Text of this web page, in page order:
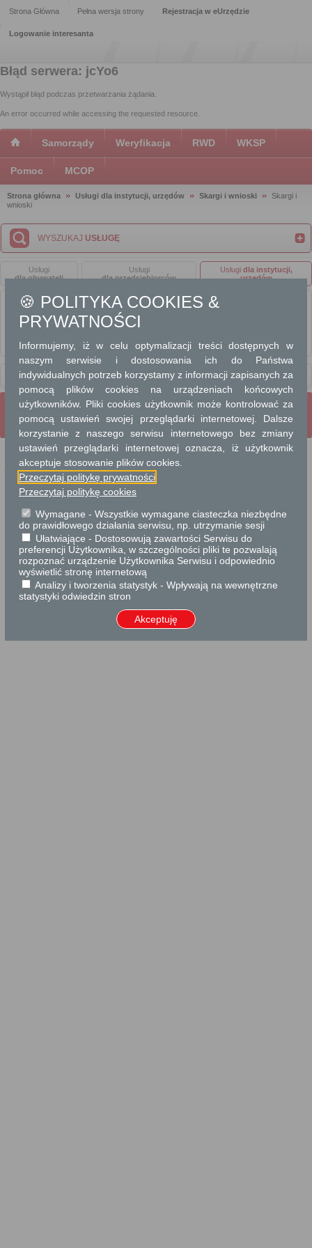
Strona Główna Pełna wersja strony Rejestracja w eUrzędzie
Logowanie interesanta
Błąd serwera: jcYo6
Wystąpił błąd podczas przetwarzania żądania.
An error occurred while accessing the requested resource.
Samorządy Weryfikacja RWD WKSP
Pomoc MCOP
Strona główna Usługi dla instytucji, urzędów Skargi i wnioski
Skargi i
wnioski
WYSZUKAJ USŁUGĘ
Usługi
dla obywateli
Usługi
dla przedsiębiorców
Usługi dla instytucji,
urzędów
Rozpatrywanie wniosków obywateli
Usługidla instytucji,
urzędów
Wrota Mazowsza
Strona mobilna
Strona Główna
Pełna wersja strony
Projekt współfinansowany przez Unię Europejską ze środków Europejskiego
Województwa Mazowieckiego 2007-2013.
🍪 POLITYKA COOKIES &
PRYWATNOŚCI
Informujemy, iż w celu optymalizacji treści dostępnych w
naszym serwisie i dostosowania ich do Państwa
indywidualnych potrzeb korzystamy z informacji zapisanych za
pomocą plików cookies na urządzeniach końcowych
użytkowników. Pliki cookies użytkownik może kontrolować za
pomocą ustawień swojej przeglądarki internetowej. Dalsze
korzystanie z naszego serwisu internetowego bez zmiany
ustawień przeglądarki internetowej oznacza, iż użytkownik
akceptuje stosowanie plików cookies.
Przeczytaj politykę prywatności
Przeczytaj politykę cookies
Wymagane - Wszystkie wymagane ciasteczka niezbędne
do prawidłowego działania serwisu, np. utrzymanie sesji
Ułatwiające - Dostosowują zawartości Serwisu do
preferencji Użytkownika, w szczególności pliki te pozwalają
rozpoznać urządzenie Użytkownika Serwisu i odpowiednio
wyświetlić stronę internetową
Analizy i tworzenia statystyk - Wpływają na wewnętrzne
statystyki odwiedzin stron
Akceptuję